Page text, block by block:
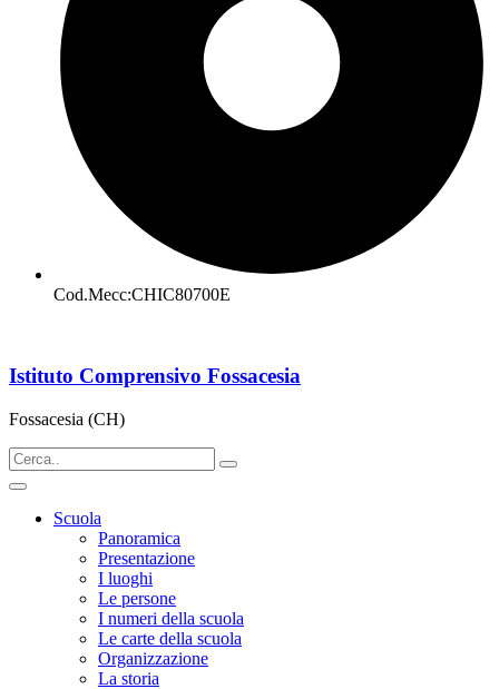
Cod.Mecc:CHIC80700E
Istituto Comprensivo Fossacesia
Fossacesia (CH)
Scuola
Panoramica
Presentazione
I luoghi
Le persone
I numeri della scuola
Le carte della scuola
Organizzazione
La storia